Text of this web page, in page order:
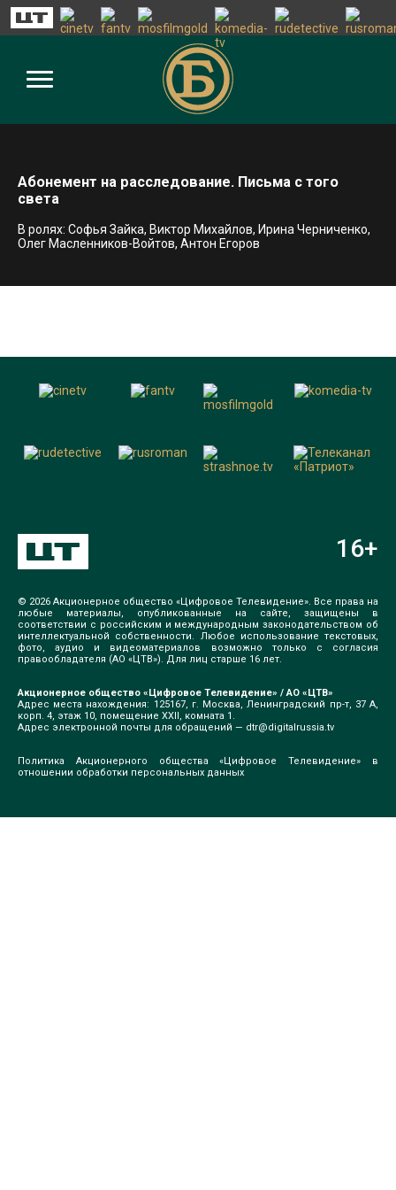
Абонемент на расследование. Письма с того
света
В ролях: Софья Зайка, Виктор Михайлов, Ирина Черниченко,
Олег Масленников-Войтов, Антон Егоров
© 2026 Акционерное общество «Цифровое Телевидение». Все права на
любые материалы, опубликованные на сайте, защищены в
соответствии с российским и международным законодательством об
интеллектуальной собственности. Любое использование текстовых,
фото, аудио и видеоматериалов возможно только с согласия
правообладателя (АО «ЦТВ»). Для лиц старше 16 лет.
Акционерное общество «Цифровое Телевидение» / АО «ЦТВ»
Адрес места нахождения: 125167, г. Москва, Ленинградский пр-т, 37 А,
корп. 4, этаж 10, помещение XXII, комната 1.
Адрес электронной почты для обращений — dtr@digitalrussia.tv
Политика Акционерного общества «Цифровое Телевидение» в
отношении обработки персональных данных
16+